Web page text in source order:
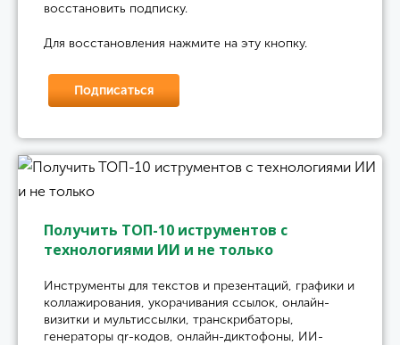
восстановить подписку.
Для восстановления нажмите на эту кнопку.
Подписаться
Получить ТОП-10 иструментов с
технологиями ИИ и не только
Инструменты для текстов и презентаций, графики и
коллажирования, укорачивания ссылок, онлайн-
визитки и мультиссылки, транскрибаторы,
генераторы qr-кодов, онлайн-диктофоны, ИИ-